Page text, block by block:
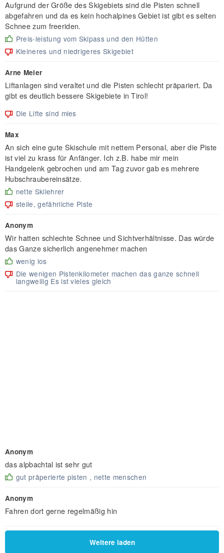
Aufgrund der Größe des Skigebiets sind die Pisten schnell
abgefahren und da es kein hochalpines Gebiet ist gibt es selten
Schnee zum freeriden.
Preis-leistung vom Skipass und den Hütten
Kleineres und niedrigeres Skigebiet
Arne Meier
Liftanlagen sind veraltet und die Pisten schlecht präpariert. Da
gibt es deutlich bessere Skigebiete in Tirol!
Die Lifte sind mies
Max
An sich eine gute Skischule mit nettem Personal, aber die Piste
ist viel zu krass für Anfänger. Ich z.B. habe mir mein
Handgelenk gebrochen und am Tag zuvor gab es mehrere
Hubschraubereinsätze.
nette Skilehrer
steile, gefährliche Piste
Anonym
Wir hatten schlechte Schnee und Sichtverhältnisse. Das würde
das Ganze sicherlich angenehmer machen
wenig los
Die wenigen Pistenkilometer machen das ganze schnell
langweilig Es ist vieles gleich
Anonym
das alpbachtal ist sehr gut
gut präperierte pisten , nette menschen
Anonym
Fahren dort gerne regelmäßig hin
Weitere laden